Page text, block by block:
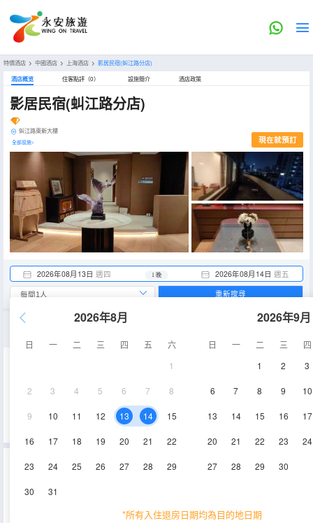
特價酒店 > 中國酒店 > 上海酒店 > 影居民宿(虯江路分店)
酒店概览 住客點評（0） 設施簡介 酒店政策
影居民宿(虯江路分店)
虯江路東新大樓
全部設施> 現在就預訂
2026年08月13日 週四 2026年08月14日 週五
1 晚
2026年8月
日 一 二 三 四 五
六
1
2 3 4 5 6 7 8
9 10 11 12 13 14 15
16 17 18 19 20 21 22
23 24 25 26 27 28 29
30 31
2026年9月
日 一 二 三
四
1
2 3
6 7 8 9 10
13 14 15 16 17
20 21 22 23 24
27 28 29 30
*所有入住退房日期均為目的地日期
重新搜尋
320㎡ 電視機
重要資訊
刷、梳子、浴擦、剃鬚刀、指甲銼、鞋擦這些一次性日用品。若需要可諮詢酒店。